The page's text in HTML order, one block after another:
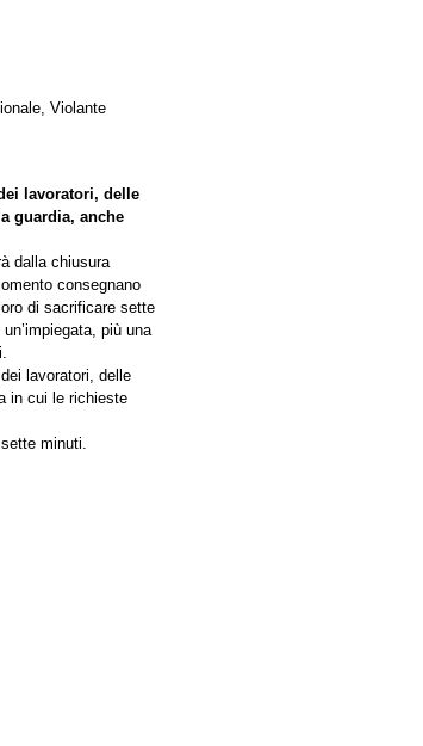
Violante
lavoratori, delle
guardia, anche
dalla chiusura
consegnano
di sacrificare sette
più una
lavoratori, delle
in cui le richieste
minuti.